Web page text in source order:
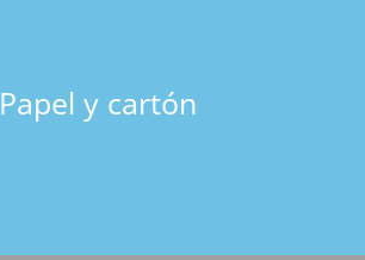
Papel y cartón